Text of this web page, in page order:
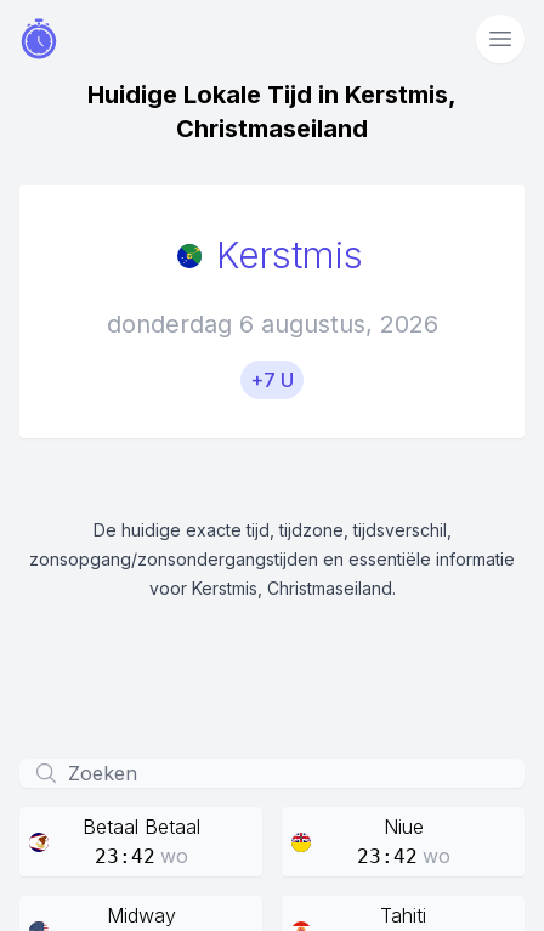
Huidige Lokale Tijd in Kerstmis,
Christmaseiland
Kerstmis
donderdag 6 augustus, 2026
+7 U
De huidige exacte tijd, tijdzone, tijdsverschil,
zonsopgang/zonsondergangstijden en essentiële informatie
voor Kerstmis, Christmaseiland.
Betaal Betaal
23:42 wo
Niue
23:42 wo
Midway Tahiti